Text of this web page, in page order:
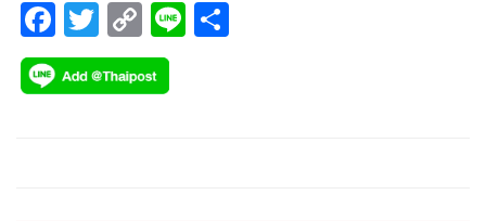
F
ac
e
T
wi
tt
C
o
p
Li